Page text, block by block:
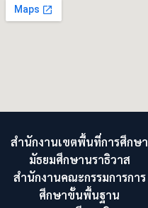
สำนักงานเขตพื้นที่การศึกษา
มัธยมศึกษานราธิวาส
สำนักงานคณะกรรมการการ
ศึกษาขั้นพื้นฐาน